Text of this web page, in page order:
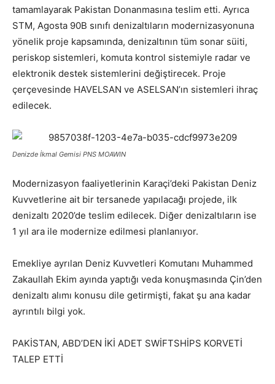
tamamlayarak Pakistan Donanmasına teslim etti. Ayrıca
STM, Agosta 90B sınıfı denizaltıların modernizasyonuna
yönelik proje kapsamında, denizaltının tüm sonar süiti,
periskop sistemleri, komuta kontrol sistemiyle radar ve
elektronik destek sistemlerini değiştirecek. Proje
çerçevesinde HAVELSAN ve ASELSAN’ın sistemleri ihraç
edilecek.
Denizde İkmal Gemisi PNS MOAWIN
Modernizasyon faaliyetlerinin Karaçi’deki Pakistan Deniz
Kuvvetlerine ait bir tersanede yapılacağı projede, ilk
denizaltı 2020’de teslim edilecek. Diğer denizaltıların ise
1 yıl ara ile modernize edilmesi planlanıyor.
Emekliye ayrılan Deniz Kuvvetleri Komutanı Muhammed
Zakaullah Ekim ayında yaptığı veda konuşmasında Çin’den
denizaltı alımı konusu dile getirmişti, fakat şu ana kadar
ayrıntılı bilgi yok.
PAKİSTAN, ABD’DEN İKİ ADET SWİFTSHİPS KORVETİ
TALEP ETTİ